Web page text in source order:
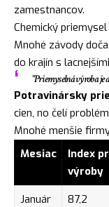
zamestnancov.
Chemický
Mnohé závody
do krajín s
"Priemyselná výroba je
Potravinársky
cien, no čelí
Mnohé menšie
Mesiac
Index
výroby
Január
87,2